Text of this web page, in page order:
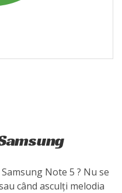
Note 5 ? Nu se
când asculți melodia